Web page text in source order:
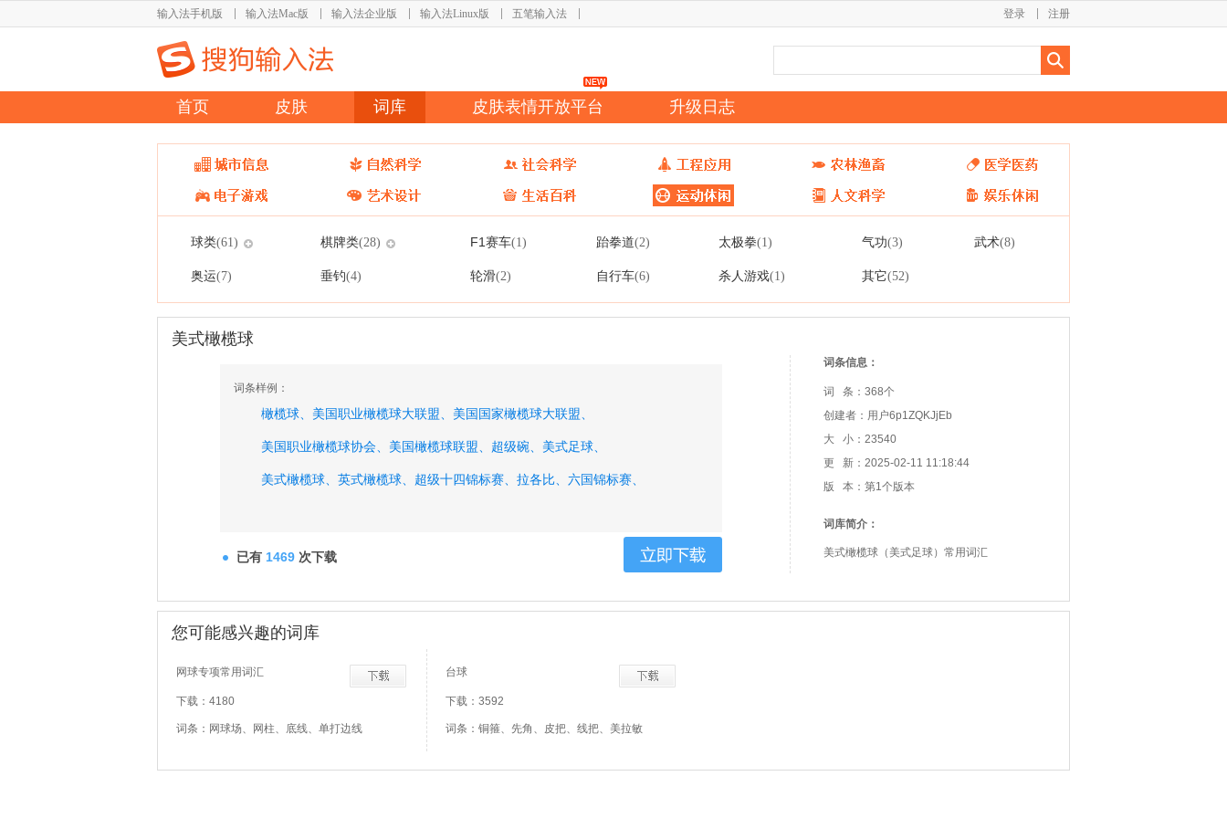
输入法手机版 输入法Mac版 输入法企业版 输入法Linux版 五笔输入法 注册
登录
首页 皮肤 词库 皮肤表情开放平台 升级日志
球类(61) 棋牌类(28) F1赛车(1) 跆拳道(2) 太极拳(1) 气功(3) 武术(8)
奥运(7) 垂钓(4) 轮滑(2) 自行车(6) 杀人游戏(1) 其它(52)
美式橄榄球
词条样例：
橄榄球、 美国职业橄榄球大联盟、 美国国家橄榄球大联盟、
美国职业橄榄球协会、 美国橄榄球联盟、 超级碗、 美式足球、
美式橄榄球、 英式橄榄球、 超级十四锦标赛、 拉各比、 六国锦标赛、
已有 1469 次下载
词条信息：
词 条：368个
创建者：用户6p1ZQKJjEb
大 小：23540
更 新：2025-02-11 11:18:44
版 本：第1个版本
词库简介：
美式橄榄球（美式足球）常用词汇
您可能感兴趣的词库
网球专项常用词汇
下载：4180
词条：网球场、网柱、底线、单打边线
台球
下载：3592
词条：铜箍、先角、皮把、线把、美拉敏